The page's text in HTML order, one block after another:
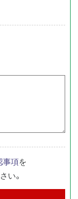
事項を
い。